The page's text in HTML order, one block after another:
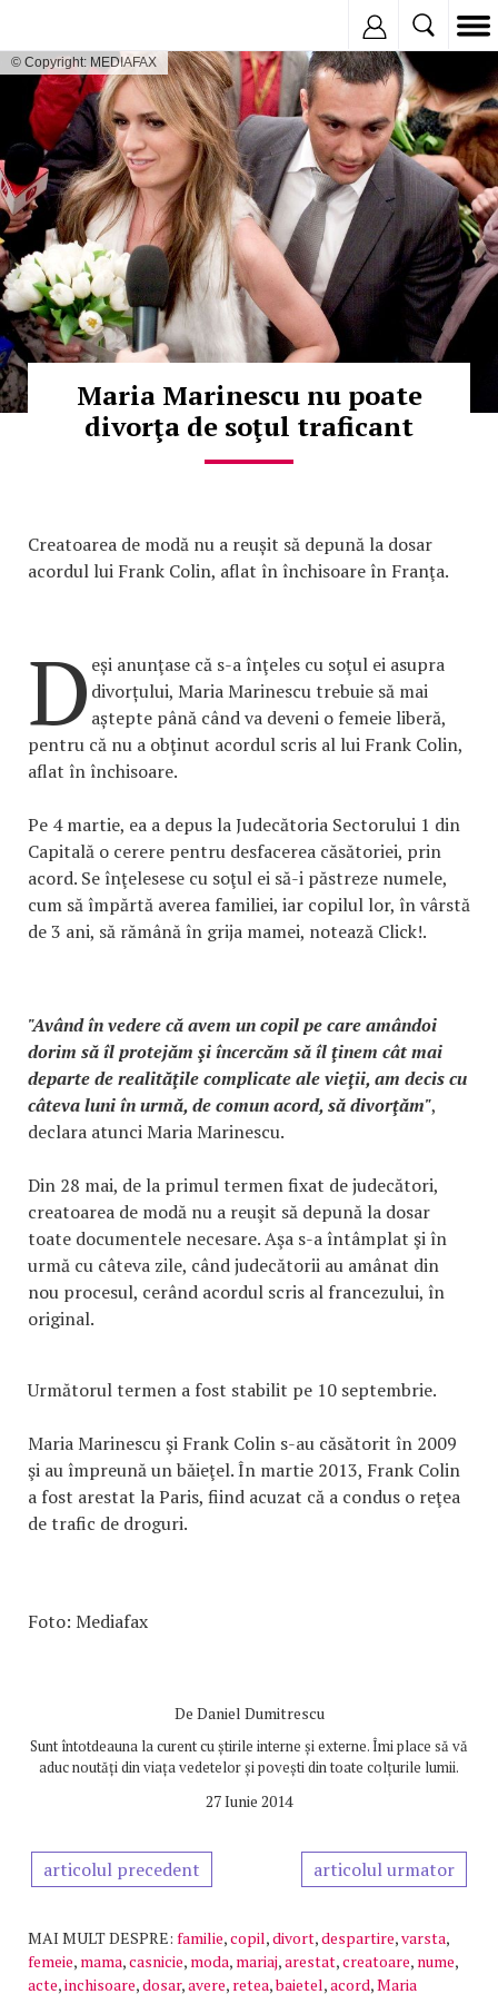
© Copyright: MEDIAFAX
Maria Marinescu nu poate
divorţa de soţul traficant
Creatoarea de modă nu a reușit să depună la dosar
acordul lui Frank Colin, aflat în închisoare în Franţa.
D eși anunţase că s-a înţeles cu soţul ei asupra
divorțului, Maria Marinescu trebuie să mai
aștepte până când va deveni o femeie liberă,
pentru că nu a obţinut acordul scris al lui Frank Colin,
aflat în închisoare.
Pe 4 martie, ea a depus la Judecătoria Sectorului 1 din
Capitală o cerere pentru desfacerea căsătoriei, prin
acord. Se înţelesese cu soţul ei să-i păstreze numele,
cum să împărtă averea familiei, iar copilul lor, în vârstă
de 3 ani, să rămână în grija mamei, notează Click!.
"Având în vedere că avem un copil pe care amândoi
dorim să îl protejăm şi încercăm să îl ţinem cât mai
departe de realităţile complicate ale vieţii, am decis cu
câteva luni în urmă, de comun acord, să divorţăm",
declara atunci Maria Marinescu.
Din 28 mai, de la primul termen fixat de judecători,
creatoarea de modă nu a reuşit să depună la dosar
toate documentele necesare. Aşa s-a întâmplat şi în
urmă cu câteva zile, când judecătorii au amânat din
nou procesul, cerând acordul scris al francezului, în
original.
Următorul termen a fost stabilit pe 10 septembrie.
Maria Marinescu şi Frank Colin s-au căsătorit în 2009
şi au împreună un băieţel. În martie 2013, Frank Colin
a fost arestat la Paris, fiind acuzat că a condus o reţea
de trafic de droguri.
Foto: Mediafax
De Daniel Dumitrescu
Sunt întotdeauna la curent cu știrile interne și externe. Îmi place să vă
aduc noutăți din viața vedetelor și povești din toate colțurile lumii.
27 Iunie 2014
articolul precedent articolul urmator
MAI MULT DESPRE: familie,copil,divort,despartire,varsta,
femeie, mama,casnicie, moda, mariaj,arestat,creatoare, nume,
acte,inchisoare,dosar,avere, retea,baietel,acord,Maria